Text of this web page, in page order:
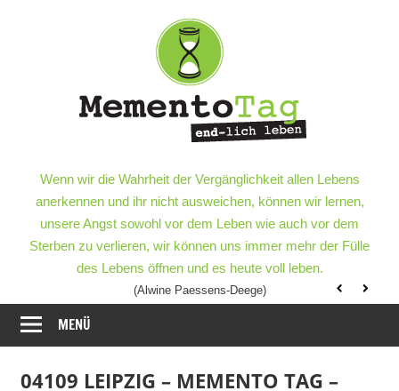
leben
end-
lich
leben
Wenn wir die Wahrheit der Vergänglichkeit allen Lebens
anerkennen und ihr nicht ausweichen, können wir lernen,
unsere Angst sowohl vor dem Leben wie auch vor dem
Sterben zu verlieren, wir können uns immer mehr der Fülle
des Lebens öffnen und es heute voll leben.
(Alwine Paessens-Deege)
MENÜ
04109 LEIPZIG – MEMENTO TAG –